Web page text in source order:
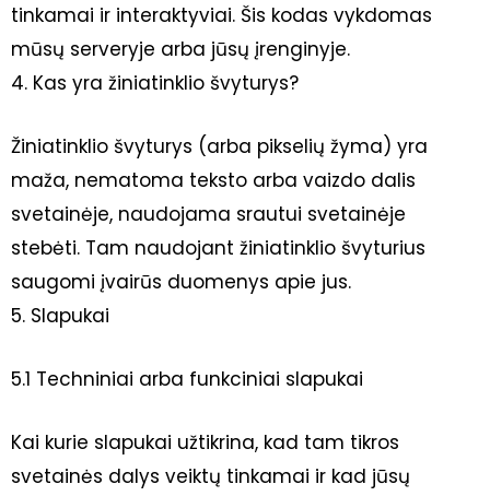
tinkamai ir interaktyviai. Šis kodas vykdomas
mūsų serveryje arba jūsų įrenginyje.
4. Kas yra žiniatinklio švyturys?
Žiniatinklio švyturys (arba pikselių žyma) yra
maža, nematoma teksto arba vaizdo dalis
svetainėje, naudojama srautui svetainėje
stebėti. Tam naudojant žiniatinklio švyturius
saugomi įvairūs duomenys apie jus.
5. Slapukai
5.1 Techniniai arba funkciniai slapukai
Kai kurie slapukai užtikrina, kad tam tikros
svetainės dalys veiktų tinkamai ir kad jūsų